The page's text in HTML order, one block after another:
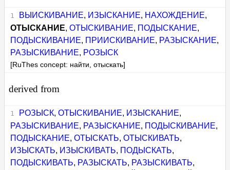
ВЫИСКИВАНИЕ, ИЗЫСКАНИЕ, НАХОЖДЕНИЕ,
ОТЫСКАНИЕ,ОТЫСКИВАНИЕ, ПОДЫСКАНИЕ,
ПОДЫСКИВАНИЕ, ПРИИСКИВАНИЕ, РАЗЫСКАНИЕ,
РАЗЫСКИВАНИЕ, РОЗЫСК
[RuThes concept: найти, отыскать]
derived from
РОЗЫСК, ОТЫСКИВАНИЕ, ИЗЫСКАНИЕ,
РАЗЫСКИВАНИЕ, РАЗЫСКАНИЕ, ПОДЫСКИВАНИЕ,
ПОДЫСКАНИЕ,ОТЫСКАТЬ,ОТЫСКИВАТЬ,
ИЗЫСКАТЬ, ИЗЫСКИВАТЬ, ПОДЫСКАТЬ,
ПОДЫСКИВАТЬ, РАЗЫСКАТЬ, РАЗЫСКИВАТЬ,